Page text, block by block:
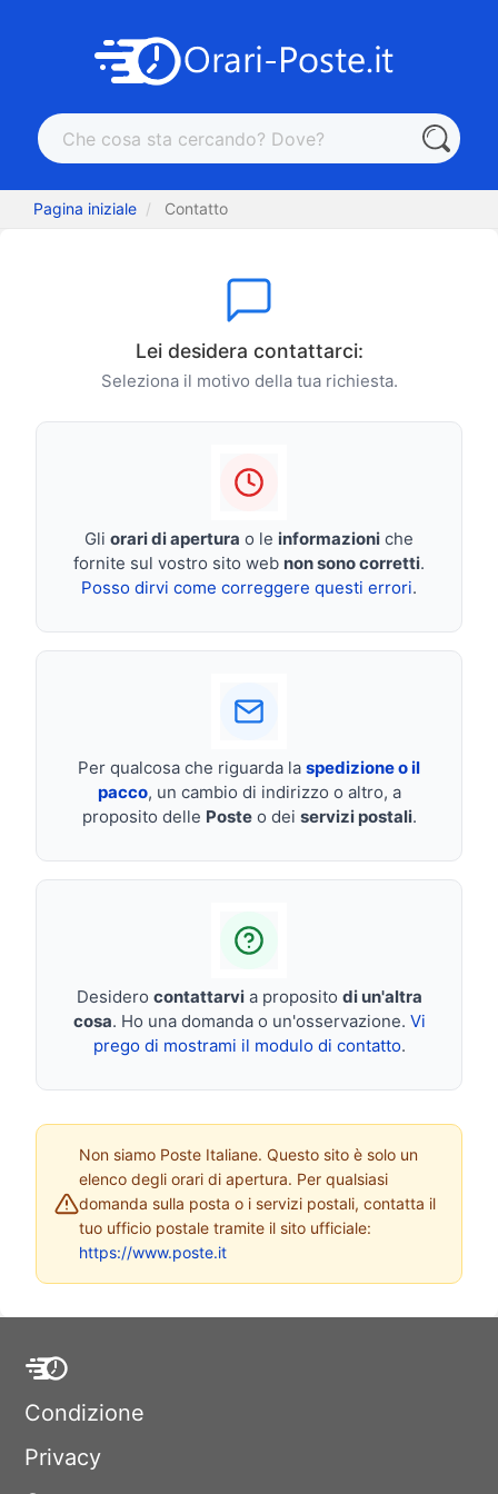
Pagina iniziale Contatto
Lei desidera contattarci:
Seleziona il motivo della tua richiesta.
Gli orari di apertura o le informazioni che
fornite sul vostro sito web non sono corretti.
Posso dirvi come correggere questi errori.
Per qualcosa che riguarda la spedizione o il
pacco, un cambio di indirizzo o altro, a
proposito delle Posteo dei servizi postali.
Desidero contattarvia proposito di un'altra
cosa. Ho una domanda o un'osservazione. Vi
prego di mostrami il modulo di contatto.
Non siamo Poste Italiane. Questo sito è solo un
elenco degli orari di apertura. Per qualsiasi
domanda sulla posta o i servizi postali, contatta il
tuo ufficio postale tramite il sito ufficiale:
https://www.poste.it
Condizione
Privacy